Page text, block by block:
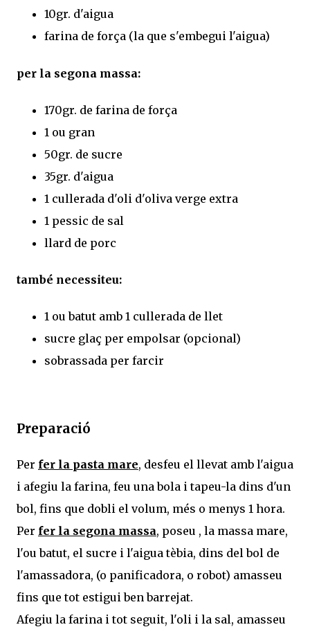
10gr. d'aigua
farina de força (la que s'embegui l'aigua)
per la segona massa:
170gr. de farina de força
1 ou gran
50gr. de sucre
35gr. d'aigua
1 cullerada d'oli d'oliva verge extra
1 pessic de sal
llard de porc
també necessiteu:
1 ou batut amb 1 cullerada de llet
sucre glaç per empolsar (opcional)
sobrassada per farcir
Preparació
Per fer la pasta mare, desfeu el llevat amb l'aigua
i afegiu la farina, feu una bola i tapeu-la dins d'un
bol, fins que dobli el volum, més o menys 1 hora.
Per fer la segona massa, poseu , la massa mare,
l'ou batut, el sucre i l'aigua tèbia, dins del bol de
l'amassadora, (o panificadora, o robot) amasseu
fins que tot estigui ben barrejat.
Afegiu la farina i tot seguit, l'oli i la sal, amasseu